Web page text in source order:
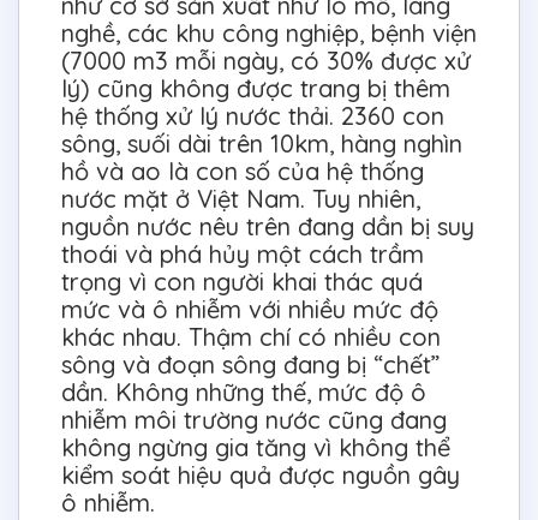
nghề, các khu công nghiệp, bệnh viện
(7000 m3 mỗi ngày, có 30% được xử
lý) cũng không được trang bị thêm
hệ thống xử lý nước thải. 2360 con
sông, suối dài trên 10km, hàng nghìn
hồ và ao là con số của hệ thống
nước mặt ở Việt Nam. Tuy nhiên,
nguồn nước nêu trên đang dần bị suy
thoái và phá hủy một cách trầm
trọng vì con người khai thác quá
mức và ô nhiễm với nhiều mức độ
khác nhau. Thậm chí có nhiều con
sông và đoạn sông đang bị “chết”
dần. Không những thế, mức độ ô
nhiễm môi trường nước cũng đang
không ngừng gia tăng vì không thể
kiểm soát hiệu quả được nguồn gây
ô nhiễm.